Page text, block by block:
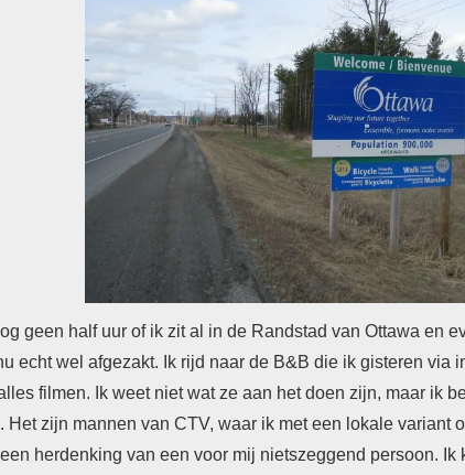
geen half uur of ik zit al in de Randstad van Ottawa en
echt wel afgezakt. Ik rijd naar de B&B die ik gisteren via
filmen. Ik weet niet wat ze aan het doen zijn, maar ik
Het zijn mannen van CTV, waar ik met een lokale variant
herdenking van een voor mij nietszeggend persoon.